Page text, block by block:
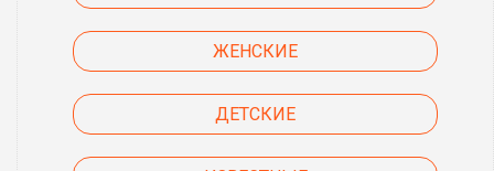
ЖЕНСКИЕ
ДЕТСКИЕ